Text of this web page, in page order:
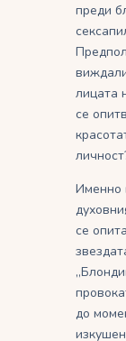
преди
лицата
се
Именно
се
до